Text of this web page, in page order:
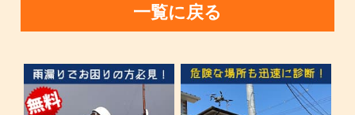
一覧に戻る